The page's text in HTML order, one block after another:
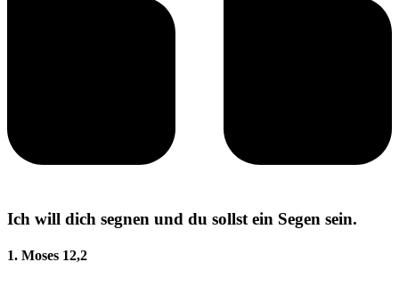
Ich will dich segnen und du sollst ein Segen sein.
1. Moses 12,2